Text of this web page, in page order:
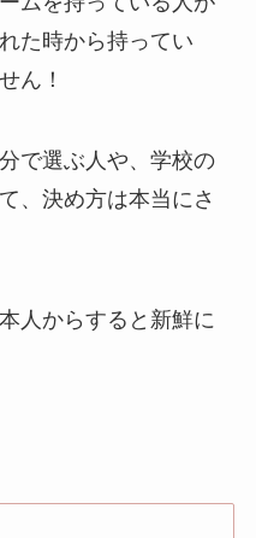
た時から持ってい
ん！
で選ぶ人や、学校の
、決め方は本当にさ
人からすると新鮮に